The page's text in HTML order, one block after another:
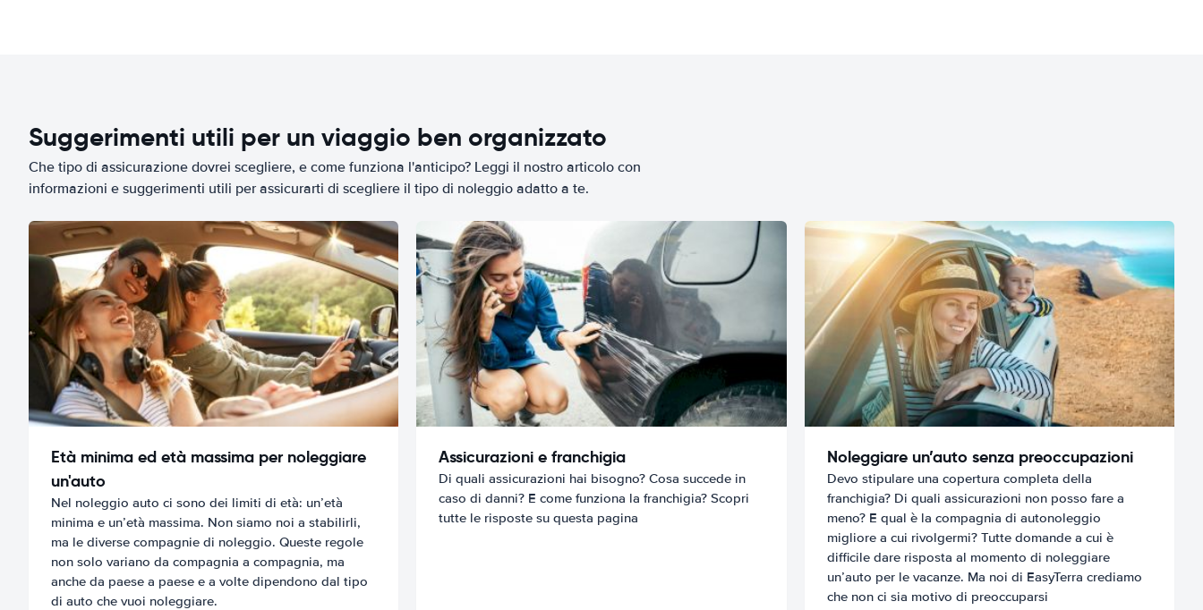
Suggerimenti utili per un viaggio ben organizzato
Che tipo di assicurazione dovrei scegliere, e come funziona l'anticipo? Leggi il nostro articolo con
informazioni e suggerimenti utili per assicurarti di scegliere il tipo di noleggio adatto a te.
Età minima ed età massima per noleggiare
un'auto
Nel noleggio auto ci sono dei limiti di età: un’età
minima e un’età massima. Non siamo noi a stabilirli,
ma le diverse compagnie di noleggio. Queste regole
non solo variano da compagnia a compagnia, ma
anche da paese a paese e a volte dipendono dal tipo
di auto che vuoi noleggiare.
Assicurazioni e franchigia
Di quali assicurazioni hai bisogno? Cosa succede in
caso di danni? E come funziona la franchigia? Scopri
tutte le risposte su questa pagina
Noleggiare un’auto senza preoccupazioni
Devo stipulare una copertura completa della
franchigia? Di quali assicurazioni non posso fare a
meno? E qual è la compagnia di autonoleggio
migliore a cui rivolgermi? Tutte domande a cui è
difficile dare risposta al momento di noleggiare
un’auto per le vacanze. Ma noi di EasyTerra crediamo
che non ci sia motivo di preoccuparsi